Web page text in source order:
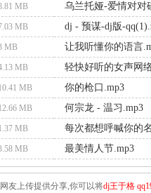
MB 乌兰托娅-爱情对对
MB dj - 预谋-dj版-
MB 让我听懂你的语言
MB 轻快好听的女声网
MB 你的枪口.mp3
MB 何宗龙 - 温习.mp3
MB 每次都想呼喊你的
MB 最美情人节.mp3
友上传提供分享,你可以将dj王于格